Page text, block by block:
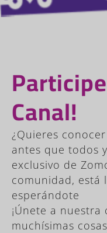
Canal!
¿Quieres
antes que todos
exclusivo de
comunidad, está
esperándote
¡Únete a
muchísimas